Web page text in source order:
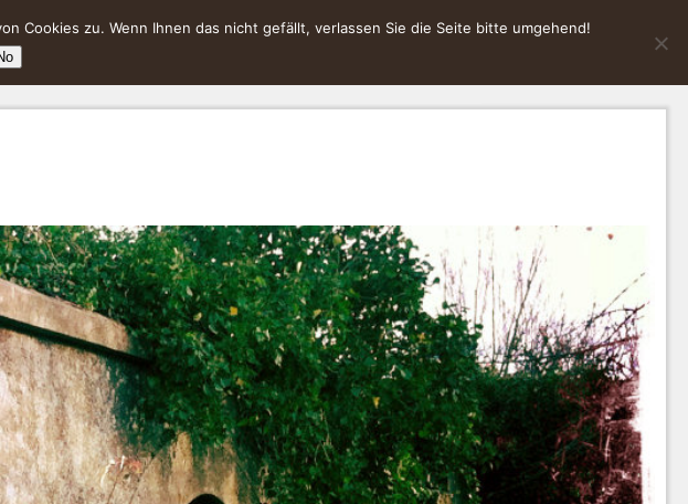
Cookies zu. Wenn Ihnen das nicht gefällt, verlassen Sie die Seite bitte umgehend!